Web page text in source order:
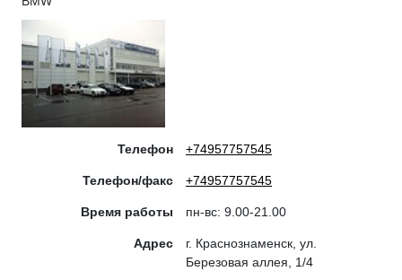
Телефон +74957757545
Телефон/факс +74957757545
Время работы пн-вс: 9.00-21.00
Адрес
г. Краснознаменск, ул.
Березовая аллея, 1/4